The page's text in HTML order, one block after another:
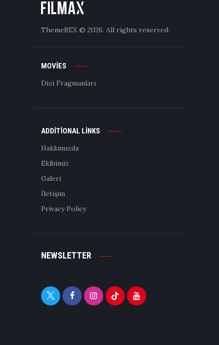
ThemeREX © 2026. All rights reserved.
MOVIES
Dizi Fragmanları
ADDITIONAL LINKS
Hakkımızda
Ekibimiz
Galeri
İletişim
Privacy Policy
NEWSLETTER